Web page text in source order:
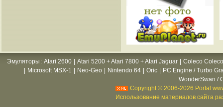
Эмуляторы : Atari 2600 Atari 5200 + Atari 7800 + Atari Jaguar
Coleco
Microsoft MSX-1 Neo-Geo Nintendo 64 Oric
PC Engine / Turbo
WonderSwan /
Copyright © 2006-2026 Portal
Использование материалов сайта